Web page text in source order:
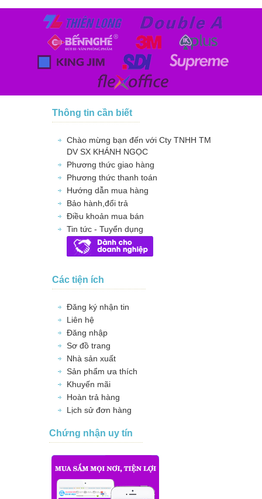
Thông tin cần biết
Chào mừng bạn đến với Cty TNHH TM
DV SX KHÁNH NGỌC
Phương thức giao hàng
Phương thức thanh toán
Hướng dẫn mua hàng
Bảo hành,đổi trả
Điều khoản mua bán
Tin tức - Tuyển dụng
Các tiện ích
Đăng ký nhận tin
Liên hệ
Đăng nhập
Sơ đồ trang
Nhà sản xuất
Sản phẩm ưa thích
Khuyến mãi
Hoàn trả hàng
Lịch sử đơn hàng
Chứng nhận uy tín